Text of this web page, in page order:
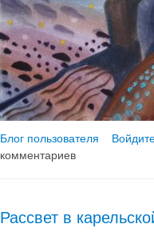
Блог пользователя
комментариев
Рассвет в